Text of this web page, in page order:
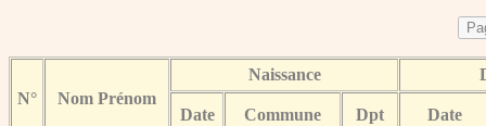
N° Nom Prénom
Naissance
Date Commune Dpt Date